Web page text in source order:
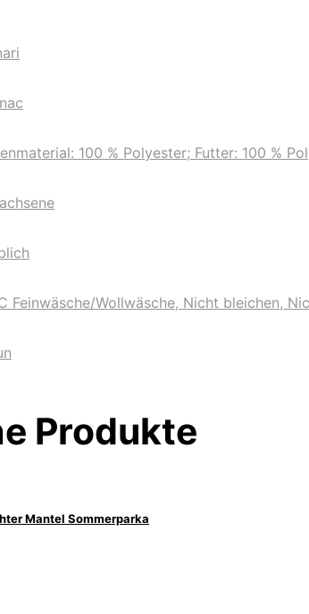
100 % Polyester; Futter: 100 %
Feinwäsche/Wollwäsche, Nicht bleichen,
Produkte
Mantel Sommerparka